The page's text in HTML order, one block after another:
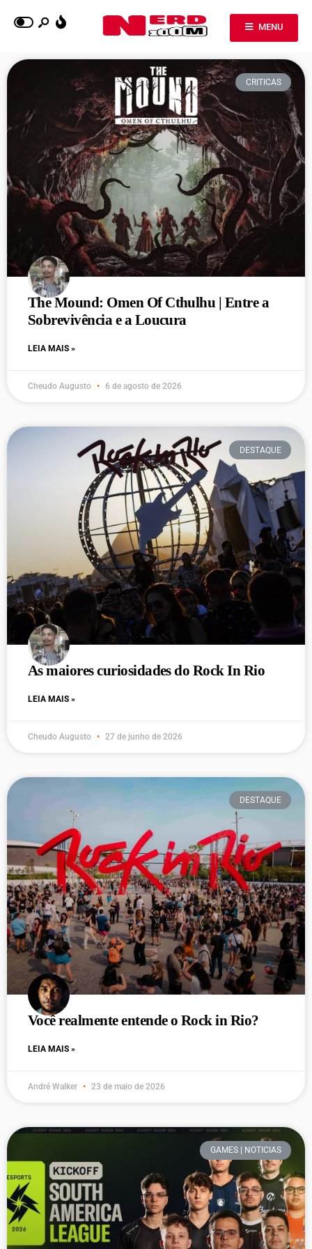
MENU
CRITICAS
The Mound: Omen Of Cthulhu | Entre a
Sobrevivência e a Loucura
LEIA MAIS »
Cheudo Augusto 6 de agosto de 2026
DESTAQUE
As maiores curiosidades do Rock In Rio
LEIA MAIS »
Cheudo Augusto 27 de junho de 2026
DESTAQUE
Você realmente entende o Rock in Rio?
LEIA MAIS »
André Walker 23 de maio de 2026
GAMES | NOTICIAS